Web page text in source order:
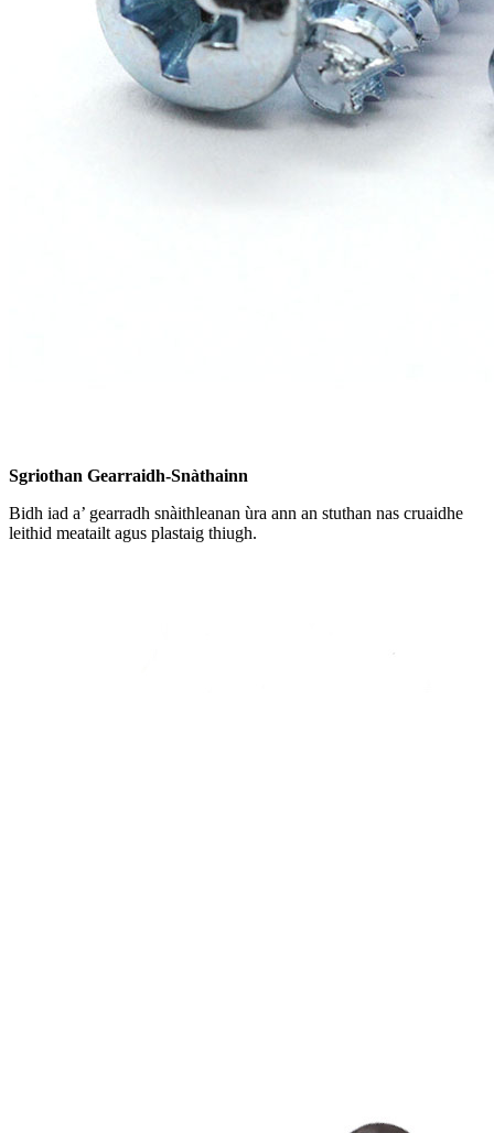
Sgriothan Gearraidh-Snàthainn
Bidh iad a’ gearradh snàithleanan ùra ann an stuthan nas cruaidhe
leithid meatailt agus plastaig thiugh.